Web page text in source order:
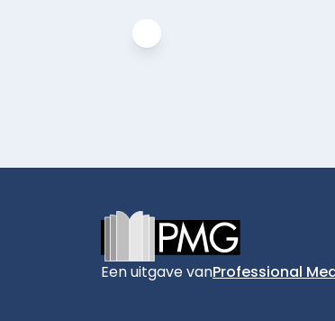
Een uitgave vanProfessional